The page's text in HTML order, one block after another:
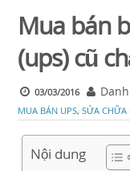
Mua bán
(ups) cũ
03/03/2016
MUA BÁN UPS,SỬA CHỮA
Nội dung